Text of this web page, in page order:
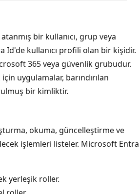
bir kullanıcı, grup veya
Id'de kullanıcı profili olan bir kişidir.
365 veya güvenlik grubudur.
uygulamalar, barındırılan
bir kimliktir.
okuma, güncelleştirme ve
işlemleri listeler. Microsoft Entra
yerleşik roller.